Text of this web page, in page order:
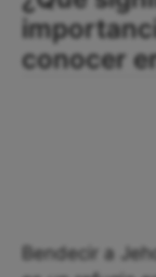
conocer
Bendecir a